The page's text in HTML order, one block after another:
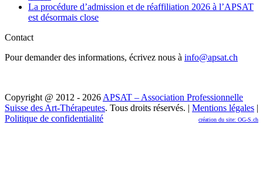
La procédure d’admission et de réaffiliation 2026 à l’APSAT
est désormais close
Contact
Pour demander des informations, écrivez nous à info@apsat.ch
Copyright @ 2012 - 2026APSAT – Association Professionnelle
Suisse des Art-Thérapeutes. Tous droits réservés. | Mentions légales |
Politique de confidentialité
création du site: OG-S.ch